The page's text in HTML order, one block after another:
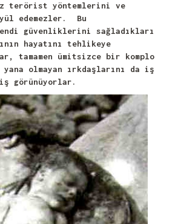
terörist yöntemlerini ve
edemezler. Bu
güvenliklerini sağladıkları
hayatını tehlikeye
tamamen ümitsizce bir komplo
olmayan ırkdaşlarını da iş
görünüyorlar.